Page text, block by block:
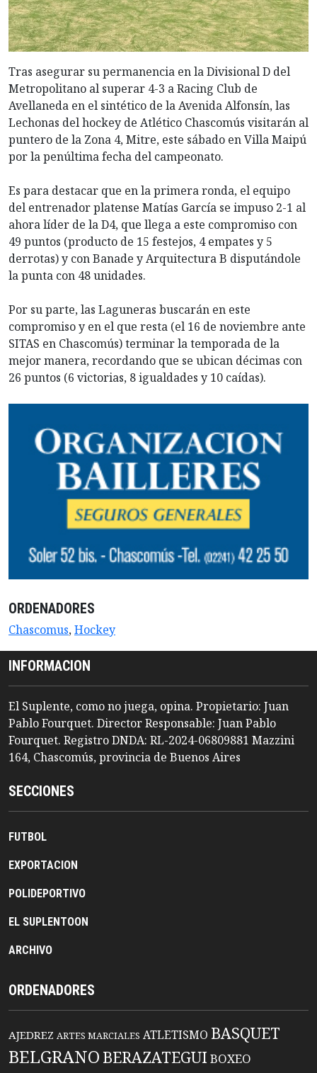
Tras asegurar su permanencia en la Divisional D del
Metropolitano al superar 4-3 a Racing Club de
Avellaneda en el sintético de la Avenida Alfonsín, las
Lechonas del hockey de Atlético Chascomús visitarán al
puntero de la Zona 4, Mitre, este sábado en Villa Maipú
por la penúltima fecha del campeonato.
Es para destacar que en la primera ronda, el equipo
del entrenador platense Matías García se impuso 2-1 al
ahora líder de la D4, que llega a este compromiso con
49 puntos (producto de 15 festejos, 4 empates y 5
derrotas) y con Banade y Arquitectura B disputándole
la punta con 48 unidades.
Por su parte, las Laguneras buscarán en este
compromiso y en el que resta (el 16 de noviembre ante
SITAS en Chascomús) terminar la temporada de la
mejor manera, recordando que se ubican décimas con
26 puntos (6 victorias, 8 igualdades y 10 caídas).
ORDENADORES
Chascomus,Hockey
INFORMACION
El Suplente, como no juega, opina. Propietario: Juan
Pablo Fourquet. Director Responsable: Juan Pablo
Fourquet. Registro DNDA: RL-2024-06809881 Mazzini
164, Chascomús, provincia de Buenos Aires
SECCIONES
FUTBOL
EXPORTACION
POLIDEPORTIVO
EL SUPLENTOON
ARCHIVO
ORDENADORES
AJEDREZ ARTES MARCIALES ATLETISMO BASQUET
BELGRANO BERAZATEGUIBOXEO